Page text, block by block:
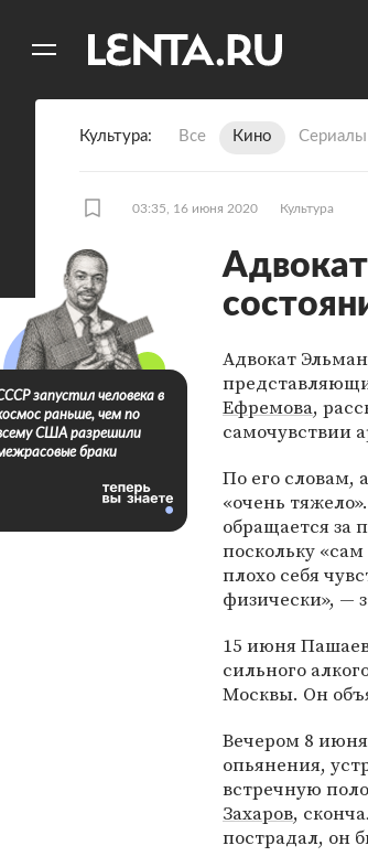
Культура Все Кино Сериалы
03:35, 16 июня 2020 Культура
Адвокат
Ефремова,
самочувствии
По его словам,
«очень
обращается за
поскольку
плохо себя
физически», —
15 июня
сильного
Москвы. Он
Вечером 8
опьянения,
встречную
Захаров,
пострадал, он
запустил человека в
раньше, чем по
США разрешили
браки